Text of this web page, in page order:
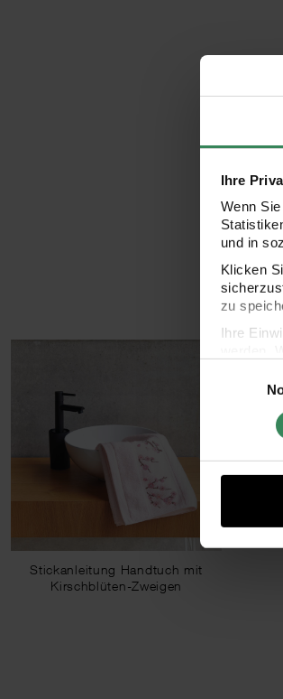
Ihre
Wenn
und in
Klicken
zu
Ihre
Stickanleitung Handtuch mit
Kirschblüten-Zweigen